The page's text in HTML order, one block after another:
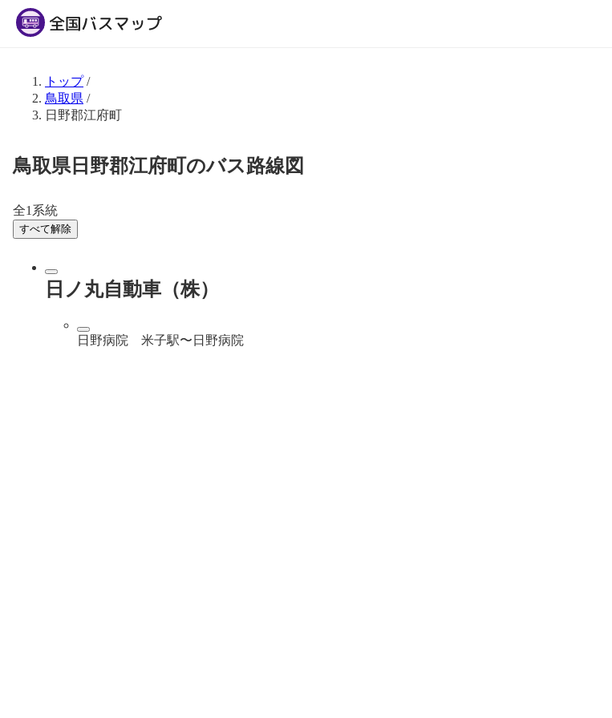
トップ/
鳥取県 /
日野郡江府町
鳥取県日野郡江府町のバス路線図
全1系統
すべて解除
日ノ丸自動車（株）
日野病院 米子駅〜日野病院